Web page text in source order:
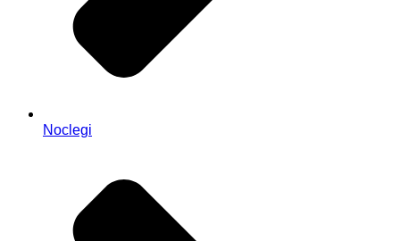
Noclegi